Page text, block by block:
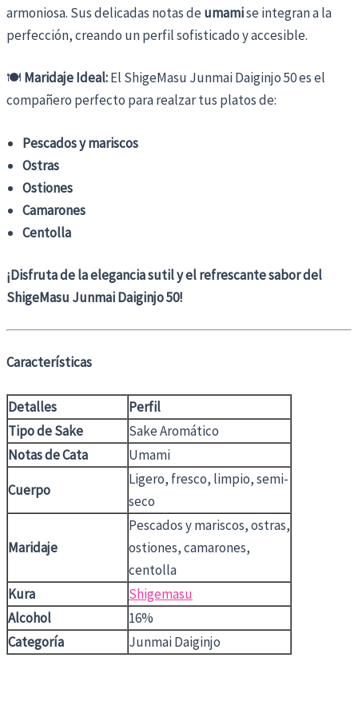
armoniosa. Sus delicadas notas deumamise integran a la
perfección, creando un perfil sofisticado y accesible.
🍽️ Maridaje Ideal:El ShigeMasu Junmai Daiginjo 50 es el
compañero perfecto para realzar tus platos de:
Pescados y mariscos
Ostras
Ostiones
Camarones
Centolla
¡Disfruta de la elegancia sutil y el refrescante sabor del
ShigeMasu Junmai Daiginjo 50!
Características
Detalles
Perfil
Tipo de Sake
Sake Aromático
Notas de Cata
Umami
Cuerpo
Ligero, fresco, limpio, semi-
seco
Maridaje
Pescados y mariscos, ostras,
ostiones, camarones,
centolla
Kura
Shigemasu
Alcohol
16%
Categoría
Junmai Daiginjo